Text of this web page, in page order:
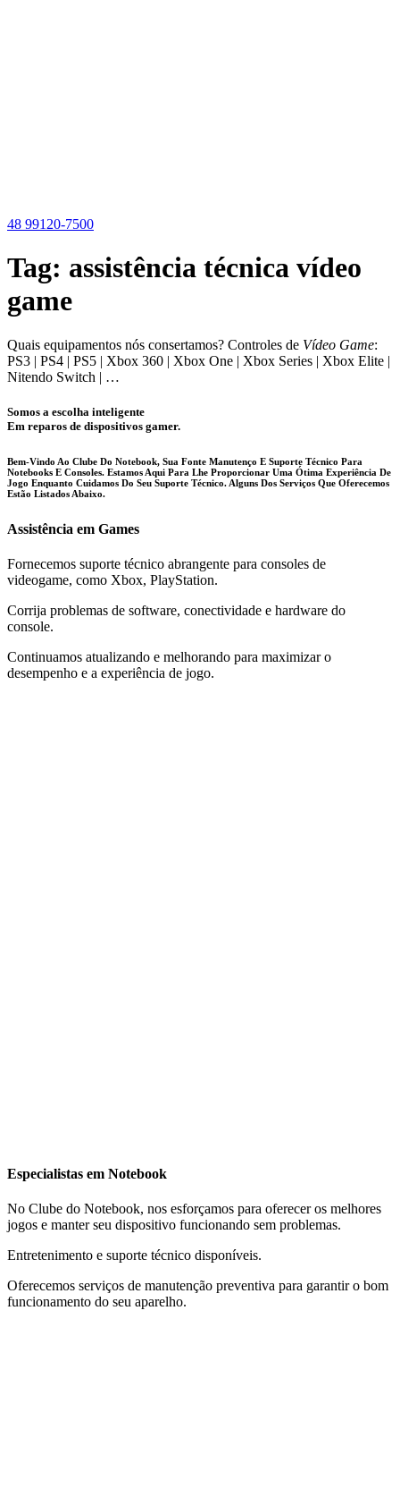
48 99120-7500
Tag: assistência técnica vídeo
game
Quais equipamentos nós consertamos? Controles de Vídeo Game:
PS3 | PS4 | PS5 | Xbox 360 | Xbox One | Xbox Series | Xbox Elite |
Nitendo Switch | …
Somos a escolha inteligente
Em reparos de dispositivos gamer.
Bem-Vindo Ao Clube Do Notebook, Sua Fonte Manutenço E Suporte Técnico Para
Notebooks E Consoles. Estamos Aqui Para Lhe Proporcionar Uma Ótima Experiência De
Jogo Enquanto Cuidamos Do Seu Suporte Técnico. Alguns Dos Serviços Que Oferecemos
Estão Listados Abaixo.
Assistência em Games
Fornecemos suporte técnico abrangente para consoles de
videogame, como Xbox, PlayStation.
Corrija problemas de software, conectividade e hardware do
console.
Continuamos atualizando e melhorando para maximizar o
desempenho e a experiência de jogo.
Especialistas em Notebook
No Clube do Notebook, nos esforçamos para oferecer os melhores
jogos e manter seu dispositivo funcionando sem problemas.
Entretenimento e suporte técnico disponíveis.
Oferecemos serviços de manutenção preventiva para garantir o bom
funcionamento do seu aparelho.